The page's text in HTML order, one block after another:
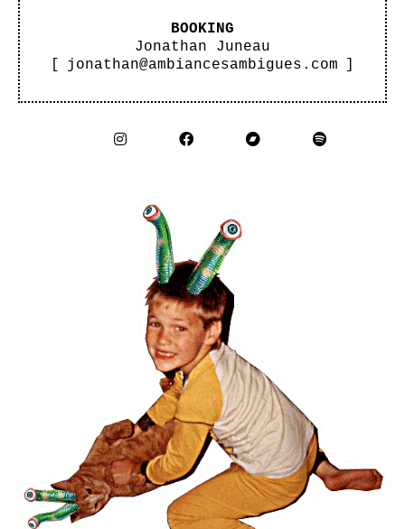
BOOKING
Jonathan Juneau
[
jonathan@ambiancesambigues.com ]